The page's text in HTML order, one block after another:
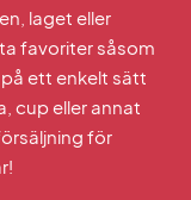
laget eller
favoriter såsom
ett enkelt sätt
cup eller annat
för